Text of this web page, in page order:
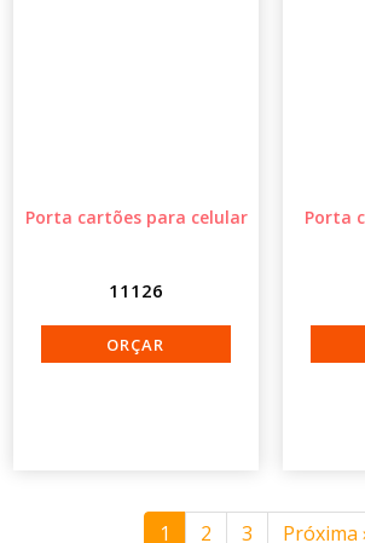
Porta cartões para celular
11126
Porta
1 2 3 Próxima